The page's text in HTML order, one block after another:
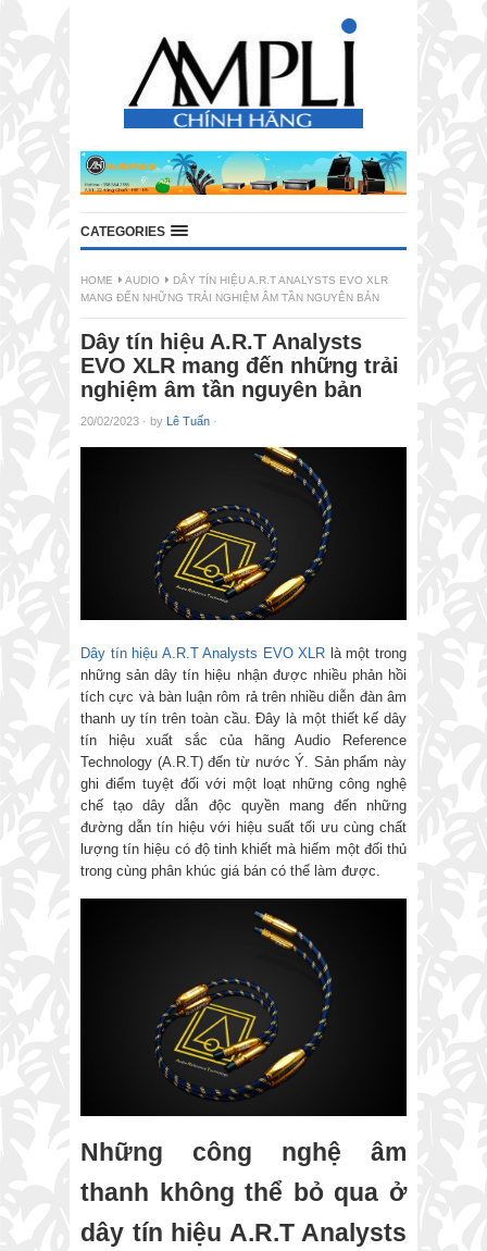
CATEGORIES
HOME AUDIO
DÂY TÍN HIỆU A.R.T ANALYSTS EVO XLR
MANG ĐẾN NHỮNG TRẢI NGHIỆM ÂM TẦN NGUYÊN BẢN
Dây tín hiệu A.R.T Analysts
EVO XLR mang đến những trải
nghiệm âm tần nguyên bản
20/02/2023 · by Lê Tuấn ·
Dây tín hiệu A.R.T Analysts EVO XLR là một trong
những sản dây tín hiệu nhận được nhiều phản hồi
tích cực và bàn luận rôm rả trên nhiều diễn đàn âm
thanh uy tín trên toàn cầu. Đây là một thiết kế dây
tín hiệu xuất sắc của hãng Audio Reference
Technology (A.R.T) đến từ nước Ý. Sản phẩm này
ghi điểm tuyệt đối với một loạt những công nghệ
chế tạo dây dẫn độc quyền mang đến những
đường dẫn tín hiệu với hiệu suất tối ưu cùng chất
lượng tín hiệu có độ tinh khiết mà hiếm một đối thủ
trong cùng phân khúc giá bán có thể làm được.
Những công nghệ âm
thanh không thể bỏ qua ở
dây tín hiệu A.R.T Analysts